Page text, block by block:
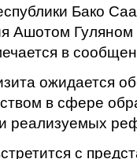
Бако
Ашотом
в
ожидается
в сфере
реализуемых
с